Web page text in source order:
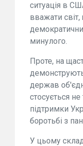
ситуація в
вважати
минулого.
Проте, на
держав
стосується
підтримки
боротьбі з
У цьому